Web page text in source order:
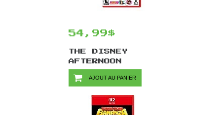
54,99$
THE DISNEY
AFTERNOON
AJOUT AU PANIER